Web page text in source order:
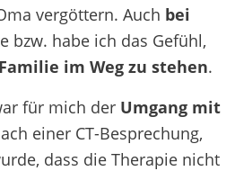
vergöttern. Auch bei
bzw. habe ich das Gefühl,
im Weg zu stehen.
für mich der Umgang mit
einer CT-Besprechung,
dass die Therapie nicht